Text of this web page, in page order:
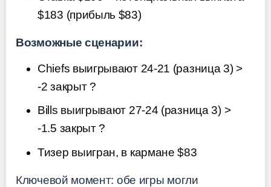
$183 (прибыль $83)
Возможные сценарии:
Chiefs выигрывают 24-21 (разница 3) >
-2 закрыт ?
Bills выигрывают 27-24 (разница 3) >
-1.5 закрыт ?
Тизер выигран, в кармане $83
Ключевой момент: обе игры могли